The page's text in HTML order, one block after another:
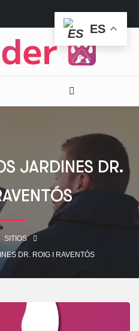
JARDINES DR.
SITIOS
DR. ROIG I RAVENTÓS
ES